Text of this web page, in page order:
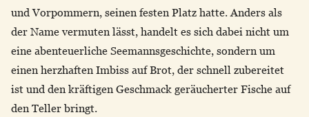
und Vorpommern, seinen festen Platz hatte. Anders als
der Name vermuten lässt, handelt es sich dabei nicht um
eine abenteuerliche Seemannsgeschichte, sondern um
einen herzhaften Imbiss auf Brot, der schnell zubereitet
ist und den kräftigen Geschmack geräucherter Fische auf
den Teller bringt.